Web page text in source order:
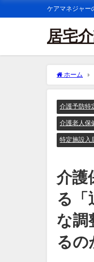
ケアマネジャー
居宅
ホーム
所後の居宅
介護予防特
介護老人保
特定施設入
介護
る「
な調
るの